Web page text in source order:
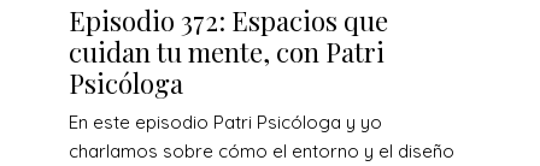
Episodio 372: Espacios que
cuidan tu mente, con Patri
Psicóloga
En este episodio Patri Psicóloga y yo
charlamos sobre cómo el entorno y el diseño